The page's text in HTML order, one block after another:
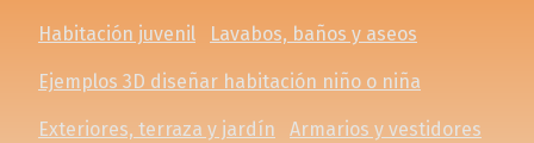
Habitación juvenil Lavabos, baños y aseos
Ejemplos 3D diseñar habitación niño o niña
Exteriores, terraza y jardín Armarios y vestidores